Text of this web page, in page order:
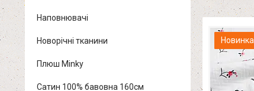
Новинка
Наповнювачі
Новорічні тканини
Плюш Minky
Сатин 100% бавовна 160см